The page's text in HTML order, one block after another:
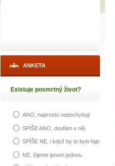
ANKETA
Existuje posmrtný život?
ANO, naprosto nepochybuji
SPÍŠE ANO, doufám v něj
SPÍŠE NE, i když by to bylo fajn
NE, žijeme jenom jednou